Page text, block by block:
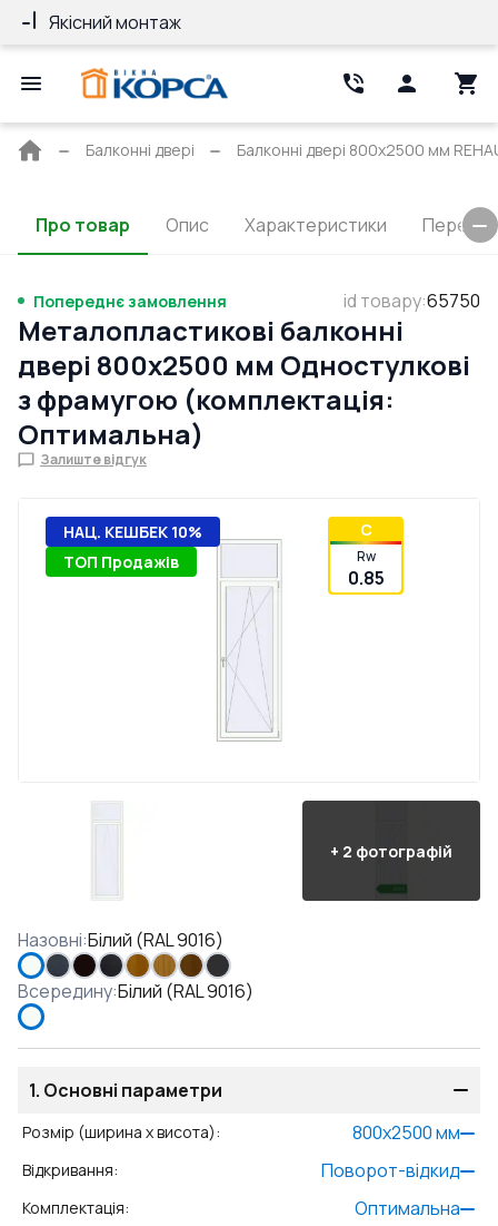
Якісний монтаж
Головна
Балконні двері Балконні двері 800x2500 мм
Про товар Опис Характеристики
Попереднє замовлення id товару:65750
Металопластикові балконні
двері 800x2500 мм Одностулкові
з фрамугою (комплектація:
Оптимальна)
Залиште відгук
НАЦ. КЕШБЕК 10%
ТОП Продажів
C
Rw
0.85
+ 2 фотографій
Назовні:Білий (RAL 9016)
Всередину:Білий (RAL 9016)
1. Основні параметри
Розмір (ширина x висота): 800x2500мм
Відкривання: Поворот-відкид
Комплектація: Оптимальна